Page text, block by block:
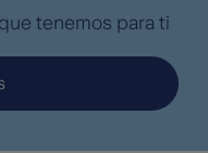
tenemos para ti